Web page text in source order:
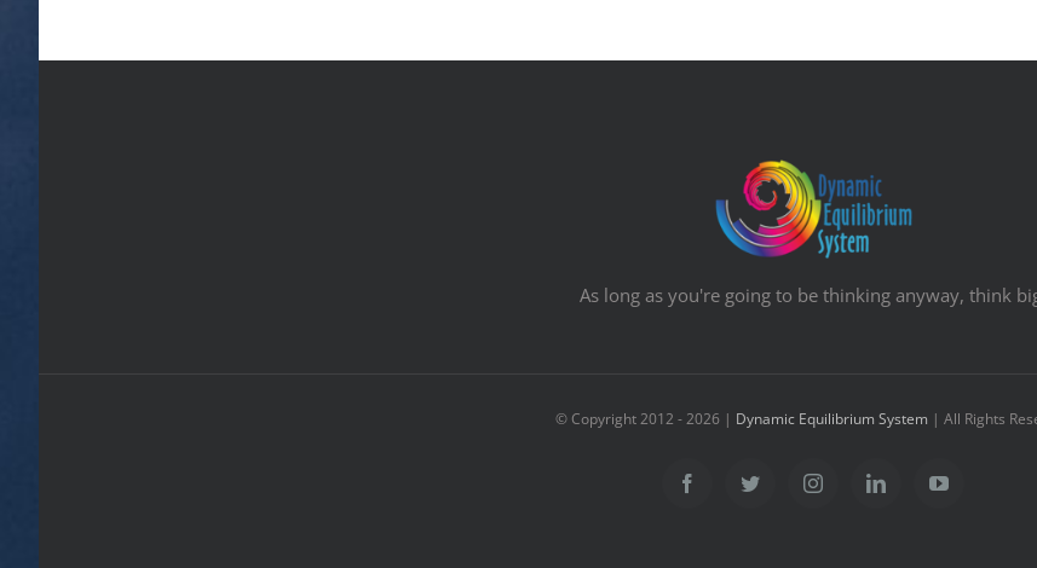
As long as you're going to be thinking anyway, think
© Copyright 2012 -2026 | Dynamic Equilibrium System | All Rights
FacebookTwitter InstagramLinkedinYouTube